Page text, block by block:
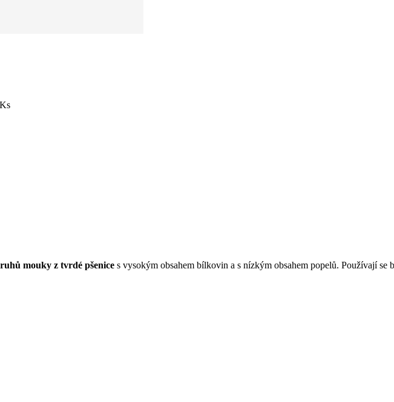
Ks
mouky z tvrdé pšenice s vysokým obsahem bílkovin a s nízkým obsahem popelů. Používají se